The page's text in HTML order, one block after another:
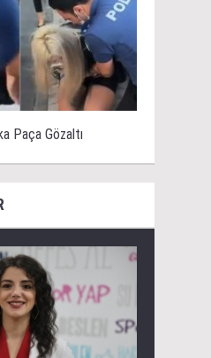
Paça Gözaltı